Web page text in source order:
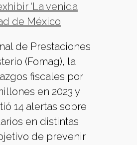
‘La venida
de México
de Prestaciones
(Fomag), la
fiscales por
en 2023 y
14 alertas sobre
en distintas
de prevenir